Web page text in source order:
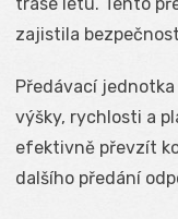
zajistila
Předávací
výšky, rychlosti a
efektivně převzít
dalšího předání